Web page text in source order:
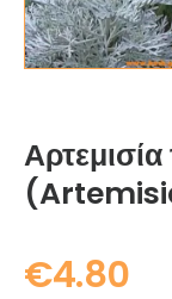
€4.80